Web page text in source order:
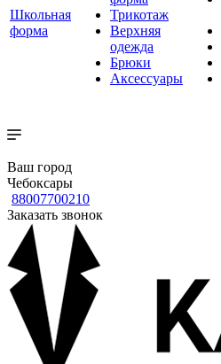
Школьная
форма
Трикотаж
Верхняя
одежда
Брюки
Аксессуары
Ваш город
Чебоксары
88007700210
Заказать звонок